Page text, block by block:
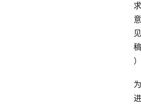
求
意
见
稿
）
为
进